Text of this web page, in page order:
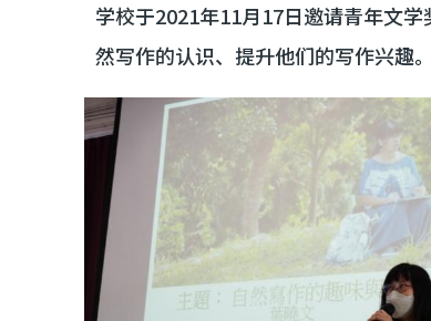
学校于2021年11月17日邀请青年文
然写作的认识、提升他们的写作兴趣。